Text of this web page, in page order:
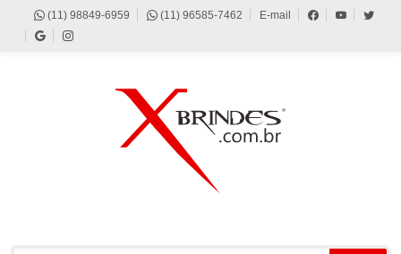
(11) 98849-6959 (11) 96585-7462 E-mail